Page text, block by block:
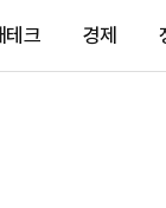
테크 경제